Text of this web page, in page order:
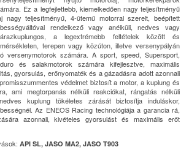
Ez a legfejlettebb, kiemelkedően nagy teljesítményű
nagy teljesítményű, 4-ütemű motorral szerelt, beépített
rendelkező vagy anélküli, nedves vagy
a legextrémebb feltételek között és
terepen vagy közúton, illetve versenypályán
versenymotorok számára. A sport, speed, Supersport,
és salakmotorok számára kifejlesztve, maximális
gyorsulás, erőnyomaték és a gázadásra adott azonnali
védelmet biztosít a motor, a kuplung és
ami megtorpanás nélküli reakciókat, rángatás nélküli
kuplung tökéletes zárását biztosítja induláskor,
Az ENEOS Racing technológiája a garancia rá,
azonnali, kivételes gyorsulást és maximális erőt
API SL, JASO MA2, JASO T903